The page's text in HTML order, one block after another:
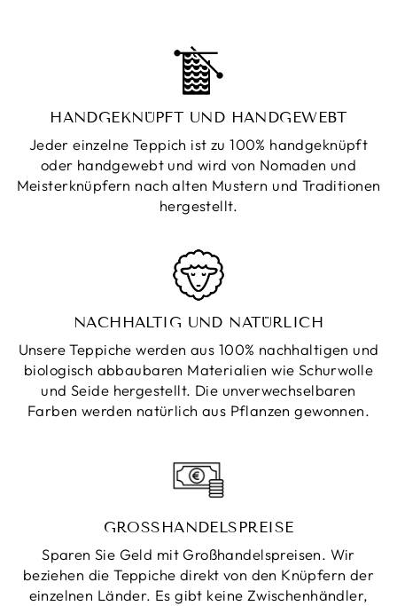
HANDGEKNÜPFT UND HANDGEWEBT
Jeder einzelne Teppich ist zu 100% handgeknüpft
oder handgewebt und wird von Nomaden und
Meisterknüpfern nach alten Mustern und Traditionen
hergestellt.
NACHHALTIG UND NATÜRLICH
Unsere Teppiche werden aus 100% nachhaltigen und
biologisch abbaubaren Materialien wie Schurwolle
und Seide hergestellt. Die unverwechselbaren
Farben werden natürlich aus Pflanzen gewonnen.
GROSSHANDELSPREISE
Sparen Sie Geld mit Großhandelspreisen. Wir
beziehen die Teppiche direkt von den Knüpfern der
einzelnen Länder. Es gibt keine Zwischenhändler,